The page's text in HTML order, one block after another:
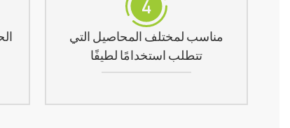
مناسب لمختلف المحاصيل التي
تتطلب استخدامًا لطيفًا